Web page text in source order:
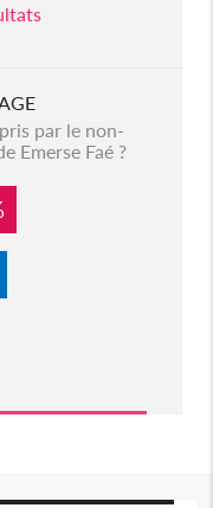
par le non-
Emerse Faé ?